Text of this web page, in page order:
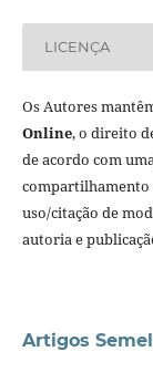
LICENÇA
Os Autores
Online, o direito
de acordo com
compartilhamento
uso/citação de
autoria e
Artigos